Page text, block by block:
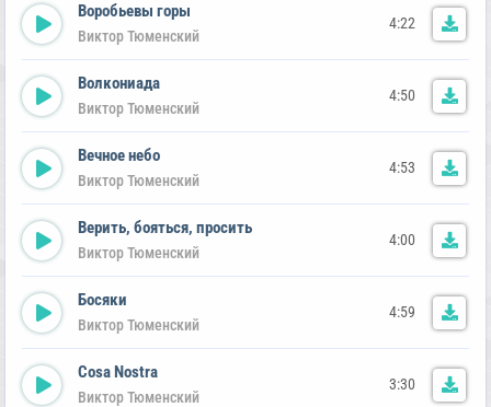
Воробьевы горы
Виктор Тюменский
4:22
Волкониада
Виктор Тюменский
4:50
Вечное небо
Виктор Тюменский
4:53
Верить, бояться, просить
Виктор Тюменский
4:00
Босяки
Виктор Тюменский
4:59
Cosa Nostra
Виктор Тюменский
3:30